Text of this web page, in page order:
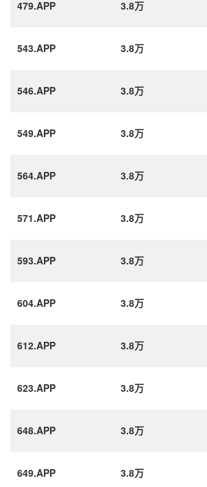
479.APP 3.8万
543.APP 3.8万
546.APP 3.8万
549.APP 3.8万
564.APP 3.8万
571.APP 3.8万
593.APP 3.8万
604.APP 3.8万
612.APP 3.8万
623.APP 3.8万
648.APP 3.8万
649.APP 3.8万